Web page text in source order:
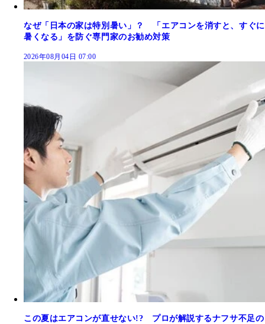
なぜ「日本の家は特別暑い」？ 「エアコンを消すと、すぐに
暑くなる」を防ぐ専門家のお勧め対策
2026年08月04日 07:00
この夏はエアコンが直せない!? プロが解説するナフサ不足の